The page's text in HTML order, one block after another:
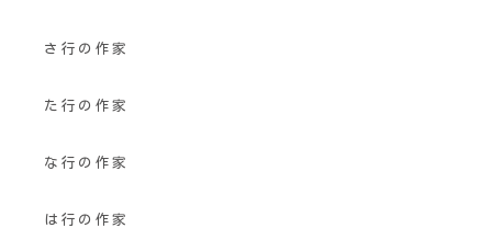
さ行の作家
た行の作家
な行の作家
は行の作家